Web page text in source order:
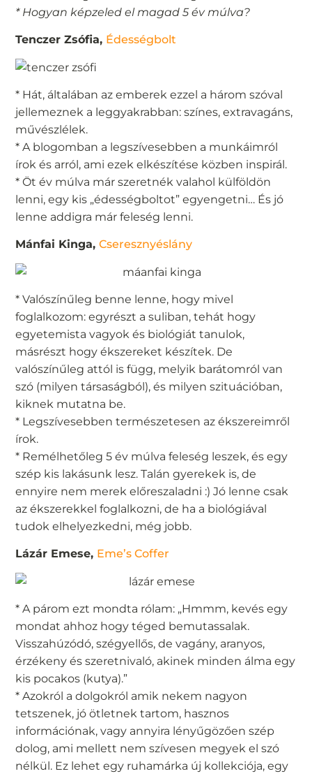
* Hogyan képzeled el magad 5 év múlva?
Tenczer Zsófia, Édességbolt
* Hát, általában az emberek ezzel a három szóval
jellemeznek a leggyakrabban: színes, extravagáns,
művészlélek.
* A blogomban a legszívesebben a munkáimról
írok és arról, ami ezek elkészítése közben inspirál.
* Öt év múlva már szeretnék valahol külföldön
lenni, egy kis „édességboltot” egyengetni… És jó
lenne addigra már feleség lenni.
Mánfai Kinga,Cseresznyéslány
* Valószínűleg benne lenne, hogy mivel
foglalkozom: egyrészt a suliban, tehát hogy
egyetemista vagyok és biológiát tanulok,
másrészt hogy ékszereket készítek. De
valószínűleg attól is függ, melyik barátomról van
szó (milyen társaságból), és milyen szituációban,
kiknek mutatna be.
* Legszívesebben természetesen az ékszereimről
írok.
* Remélhetőleg 5 év múlva feleség leszek, és egy
szép kis lakásunk lesz. Talán gyerekek is, de
ennyire nem merek előreszaladni :) Jó lenne csak
az ékszerekkel foglalkozni, de ha a biológiával
tudok elhelyezkedni, még jobb.
Lázár Emese, Eme’s Coffer
* A párom ezt mondta rólam: „Hmmm, kevés egy
mondat ahhoz hogy téged bemutassalak.
Visszahúzódó, szégyellős, de vagány, aranyos,
érzékeny és szeretnivaló, akinek minden álma egy
kis pocakos (kutya).”
* Azokról a dolgokról amik nekem nagyon
tetszenek, jó ötletnek tartom, hasznos
információnak, vagy annyira lényűgözően szép
dolog, ami mellett nem szívesen megyek el szó
nélkül. Ez lehet egy ruhamárka új kollekciója, egy